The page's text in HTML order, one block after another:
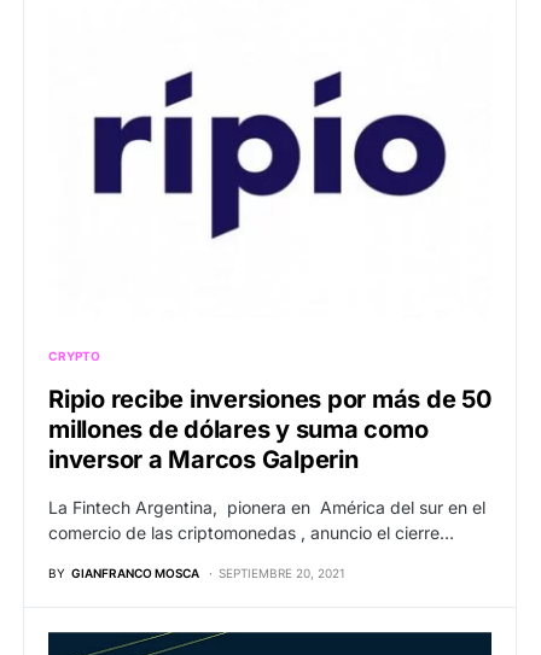
CRYPTO
Ripio recibe inversiones por más de 50
millones de dólares y suma como
inversor a Marcos Galperin
La Fintech Argentina, pionera en América del sur en el
comercio de las criptomonedas , anuncio el cierre…
BY GIANFRANCO MOSCA SEPTIEMBRE 20, 2021